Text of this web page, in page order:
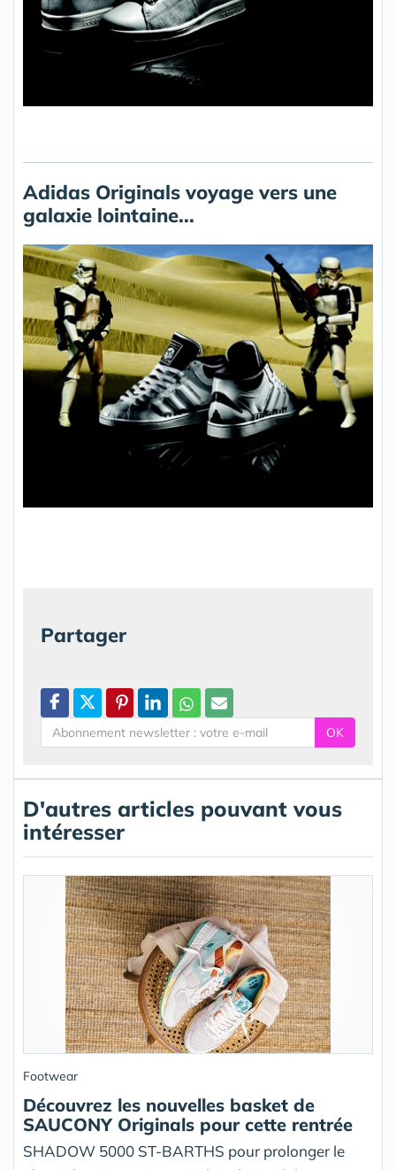
Adidas Originals voyage vers une
galaxie lointaine...
Partager
OK
D'autres articles pouvant vous
intéresser
Footwear
Découvrez les nouvelles basket de
SAUCONY Originals pour cette rentrée
SHADOW 5000 ST-BARTHS pour prolonger le